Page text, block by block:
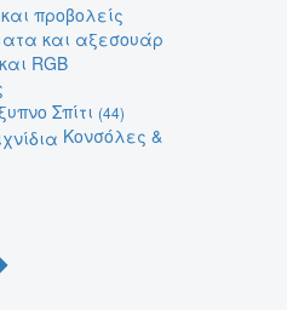
προβολείς
και αξεσουάρ
RGB
Σπίτι (44)
Κονσόλες &